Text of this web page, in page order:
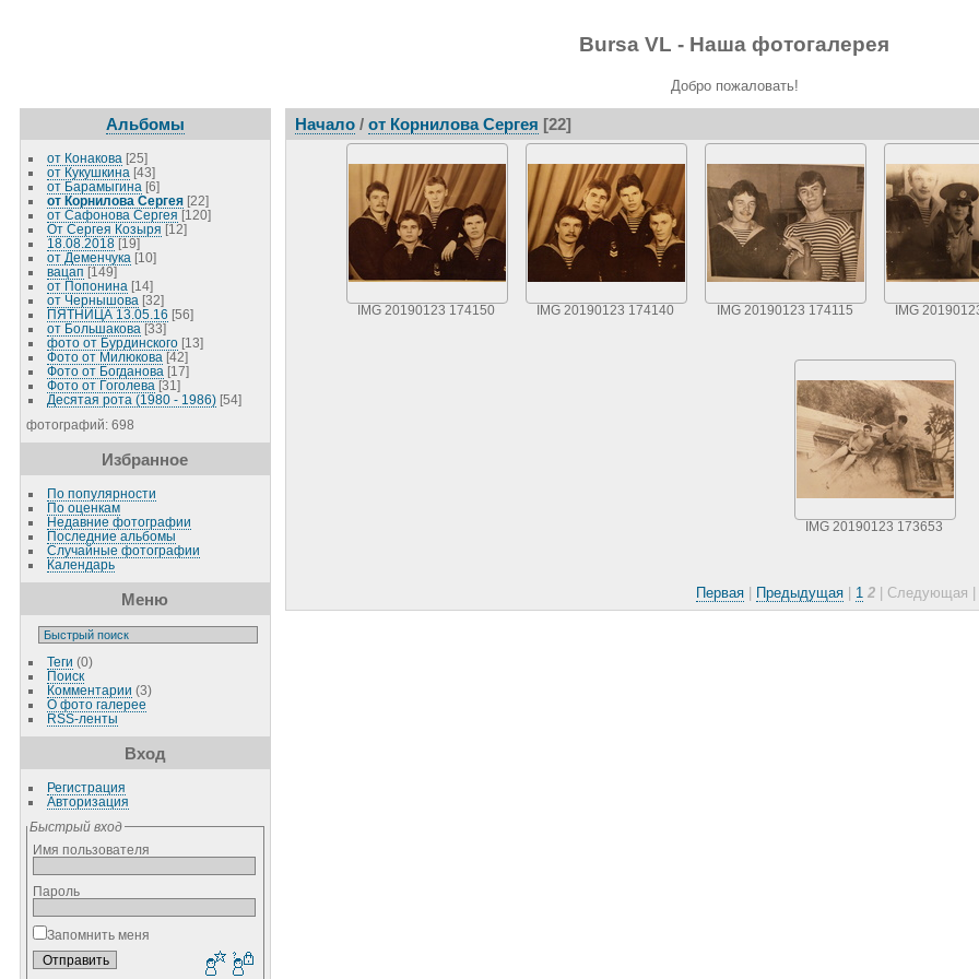
Bursa VL - Наша фотогалерея
Добро пожаловать!
Альбомы
от Конакова [25]
от Кукушкина [43]
от Барамыгина [6]
от Корнилова Сергея [22]
от Сафонова Сергея [120]
От Сергея Козыря [12]
18.08.2018 [19]
от Деменчука [10]
вацап [149]
от Попонина [14]
от Чернышова [32]
ПЯТНИЦА 13.05.16 [56]
от Большакова [33]
фото от Бурдинского [13]
Фото от Милюкова [42]
Фото от Богданова [17]
Фото от Гоголева [31]
Десятая рота (1980 - 1986) [54]
фотографий: 698
Избранное
По популярности
По оценкам
Недавние фотографии
Последние альбомы
Случайные фотографии
Календарь
Меню
Теги (0)
Поиск
Комментарии (3)
О фото галерее
RSS-ленты
Вход
Регистрация
Авторизация
Быстрый вход
Имя пользователя
Пароль
Запомнить меня
Начало/ от Корнилова Сергея [22]
IMG 20190123 174150 IMG 20190123 174140 IMG 20190123 174115 IMG
IMG 20190123 173653
Первая| Предыдущая| 1 2| Следующая |